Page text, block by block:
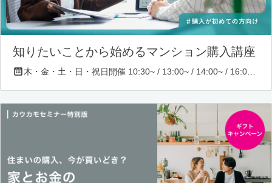
知りたいことから始めるマンション購入講座